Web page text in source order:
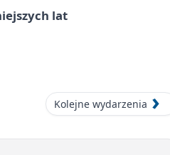
lat
Kolejne wydarzenia